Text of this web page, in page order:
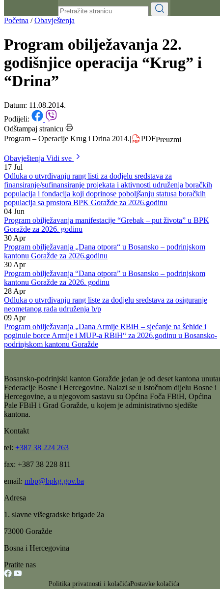
Vlada BPK
Početna/Obavještenja
Program obilježavanja 22.
godišnjice operacija “Krug” i
“Drina”
Datum: 11.08.2014.
Podijeli:
Odštampaj stranicu
Program – Operacije Krug i Drina 2014.
ObavještenjaVidi sve
17 Jul
Odluka o utvrđivanju rang listi za dodjelu sredstava za
finansiranje/sufinansiranje projekata i aktivnosti udruženja boračkih
populacija i fondacija koji doprinose poboljšanju statusa boračkih
populacija sa prostora BPK Goražde za 2026.godinu
04 Jun
Program obilježavanja manifestacije “Grebak – put života” u BPK
Goražde za 2026. godinu
30 Apr
Program obilježavanja „Dana otpora“ u Bosansko – podrinjskom
kantonu Goražde za 2026.godinu
30 Apr
Program obilježavanja “Dana otpora” u Bosansko – podrinjskom
kantonu Goražde za 2026. godinu
28 Apr
Odluka o utvrđivanju rang liste za dodjelu sredstava za osiguranje
neometanog rada udruženja b/p
09Apr